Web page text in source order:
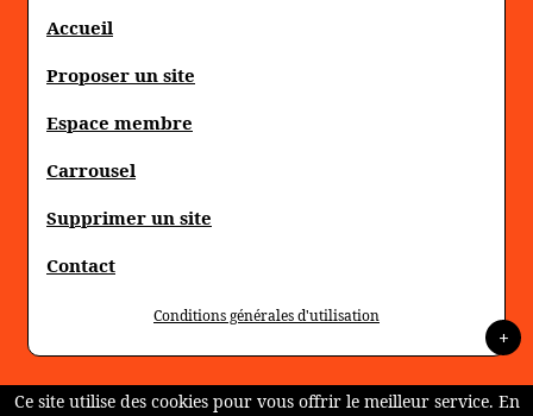
Accueil
Proposer un site
Espace membre
Carrousel
Supprimer un site
Contact
Conditions générales d'utilisation
+
Ce site utilise des cookies pour vous offrir le meilleur service. En